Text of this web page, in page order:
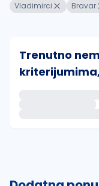
Vladimirci Bravar
Trenutno